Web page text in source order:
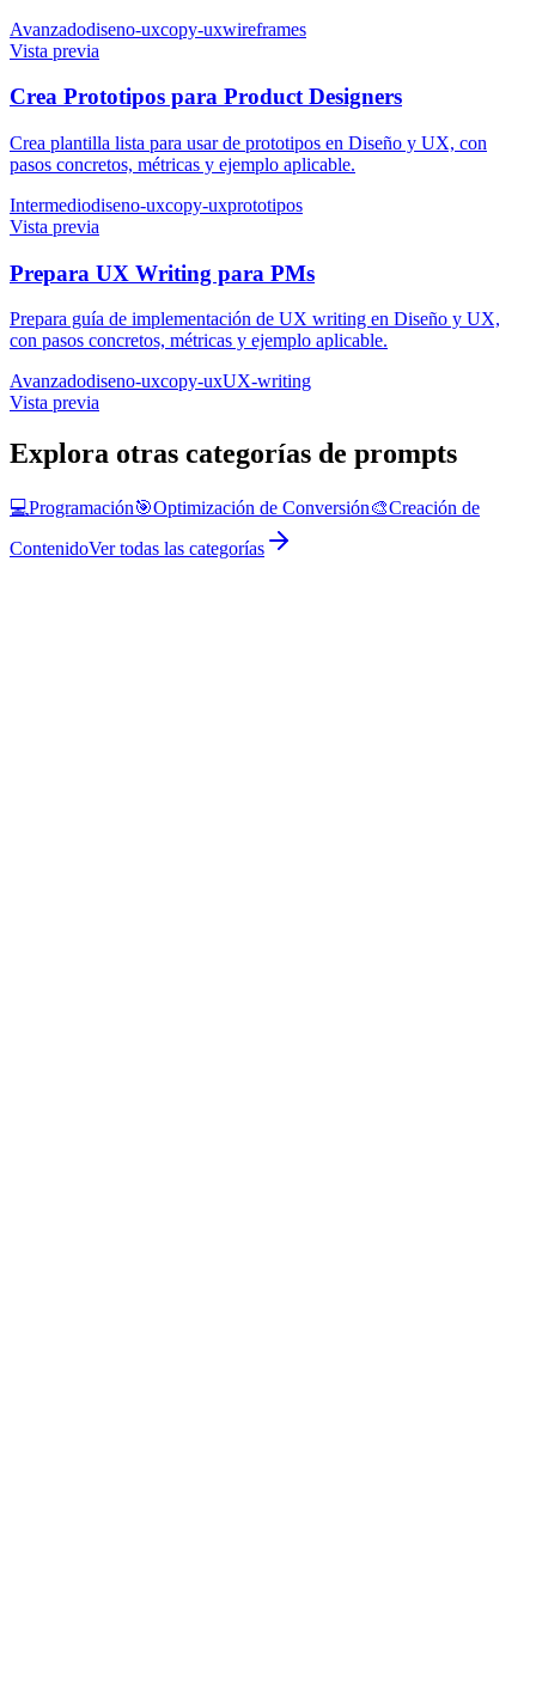
Avanzadodiseno-uxcopy-uxwireframes
Vista previa
Crea Prototipos para Product Designers
Crea plantilla lista para usar de prototipos en Diseño y UX, con
pasos concretos, métricas y ejemplo aplicable.
Intermediodiseno-uxcopy-uxprototipos
Vista previa
Prepara UX Writing para PMs
Prepara guía de implementación de UX writing en Diseño y UX,
con pasos concretos, métricas y ejemplo aplicable.
Avanzadodiseno-uxcopy-uxUX-writing
Vista previa
Explora otras categorías de prompts
💻Programación🎯Optimización de Conversión🎨Creación de
ContenidoVer todas las categorías